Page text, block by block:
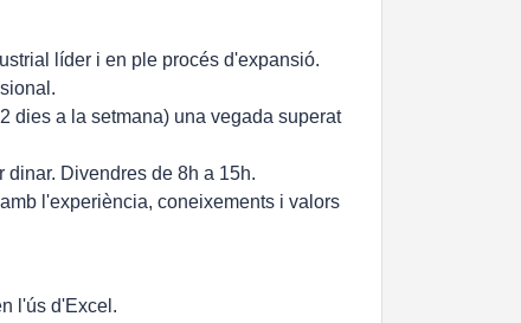
líder i en ple procés d'expansió.
dies a la setmana) una vegada superat
Divendres de 8h a 15h.
l'experiència, coneixements i valors
l'ús d'Excel.